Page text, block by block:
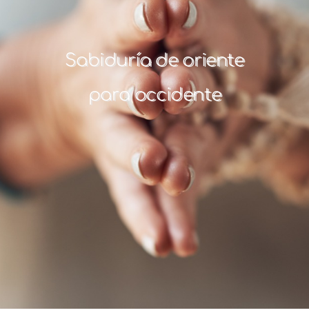
Sabiduría de oriente
para occidente